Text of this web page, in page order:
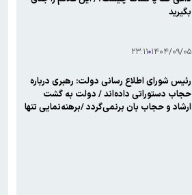
بگیرید
۱۴۰۴/۰۹/۰۵ ۲۳:۱۱
رئیس شورای اطلاع رسانی دولت: رهبری درباره
حجاب دستوراتی داده‌اند / دولت به گشت
ارشاد و حجاب بان برنمی‌گردد /برهنه‌نمایی تنها